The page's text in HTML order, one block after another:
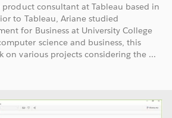
product consultant at Tableau based in
to Tableau, Ariane studied
for Business at University College
science and business, this
on various projects considering the ...